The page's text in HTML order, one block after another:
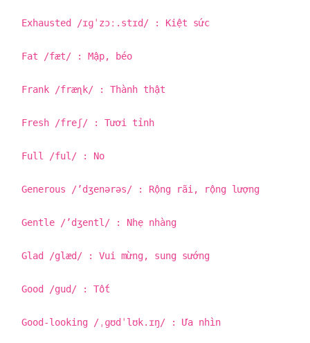
Exhausted /ɪɡˈzɔː.stɪd/ : Kiệt sức
Fat /fæt/ : Mập, béo
Frank /fræɳk/ : Thành thật
Fresh /freʃ/ : Tươi tỉnh
Full /ful/ : No
Generous /’dʒenərəs/ : Rộng rãi, rộng lượng
Gentle /’dʒentl/ : Nhẹ nhàng
Glad /glæd/ : Vui mừng, sung sướng
Good /gud/ : Tốt
Good-looking /ˌɡʊdˈlʊk.ɪŋ/ : Ưa nhìn